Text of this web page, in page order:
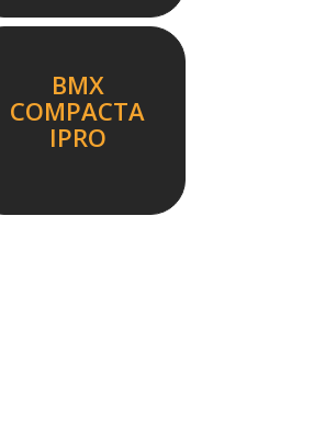
BMX
COMPACTA
IPRO